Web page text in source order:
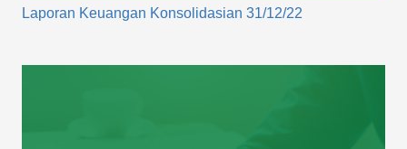
Laporan Keuangan Konsolidasian 31/12/22